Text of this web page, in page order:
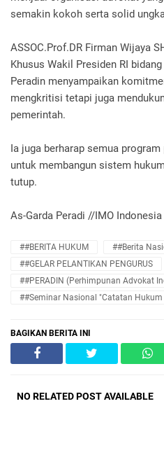
semakin kokoh serta solid
ASSOC.Prof.DR Firman Wijaya
Khusus Wakil Presiden RI
Peradin menyampaikan
mengkritisi tetapi juga
pemerintah.
Ia juga berharap semua
untuk membangun sistem
tutup.
As-Garda Peradi //IMO Indonesia
##BERITA HUKUM
##Berita
##GELAR PELANTIKAN PENGURUS
##PERADIN (Perhimpunan Advokat
##Seminar Nasional "Catatan
BAGIKAN BERITA INI
NO RELATED POST AVAILABLE